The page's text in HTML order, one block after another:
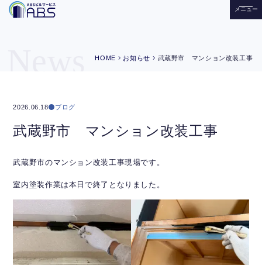
メニュー
HOME chevron_right お知らせ chevron_right 武蔵野市 マンション改装工事
2026.06.18 ブログ
武蔵野市 マンション改装工事
武蔵野市のマンション改装工事現場です。
室内塗装作業は本日で終了となりました。